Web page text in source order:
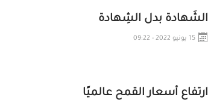
الشَهادة بدل الشِهادة
15 يونيو 2022 - 09:22
ارتفاع أسعار القمح عالميًا